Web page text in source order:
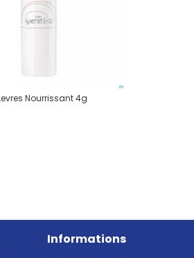
Nourrissant 4g
Informations